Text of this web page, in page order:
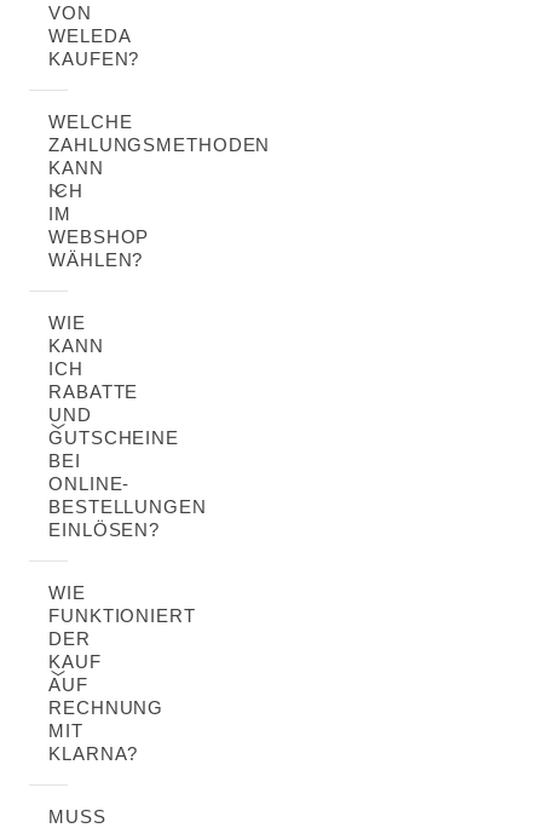
VON
WELEDA
KAUFEN?
WELCHE
ZAHLUNGSMETHODEN
KANN
ICH
IM
WEBSHOP
WÄHLEN?
WIE
KANN
ICH
RABATTE
UND
GUTSCHEINE
BEI
ONLINE-
BESTELLUNGEN
EINLÖSEN?
WIE
FUNKTIONIERT
DER
KAUF
AUF
RECHNUNG
MIT
KLARNA?
MUSS